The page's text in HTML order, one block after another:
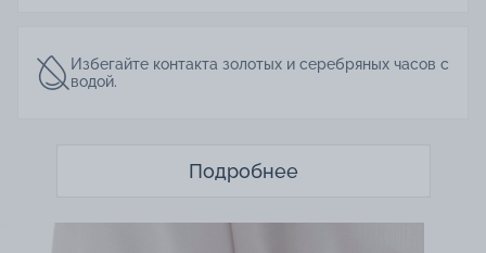
Избегайте контакта золотых и серебряных часов с
водой.
Подробнее